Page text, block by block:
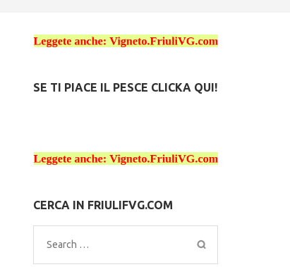
SE TI PIACE IL PESCE CLICKA QUI!
CERCA IN FRIULIFVG.COM
Search
for: